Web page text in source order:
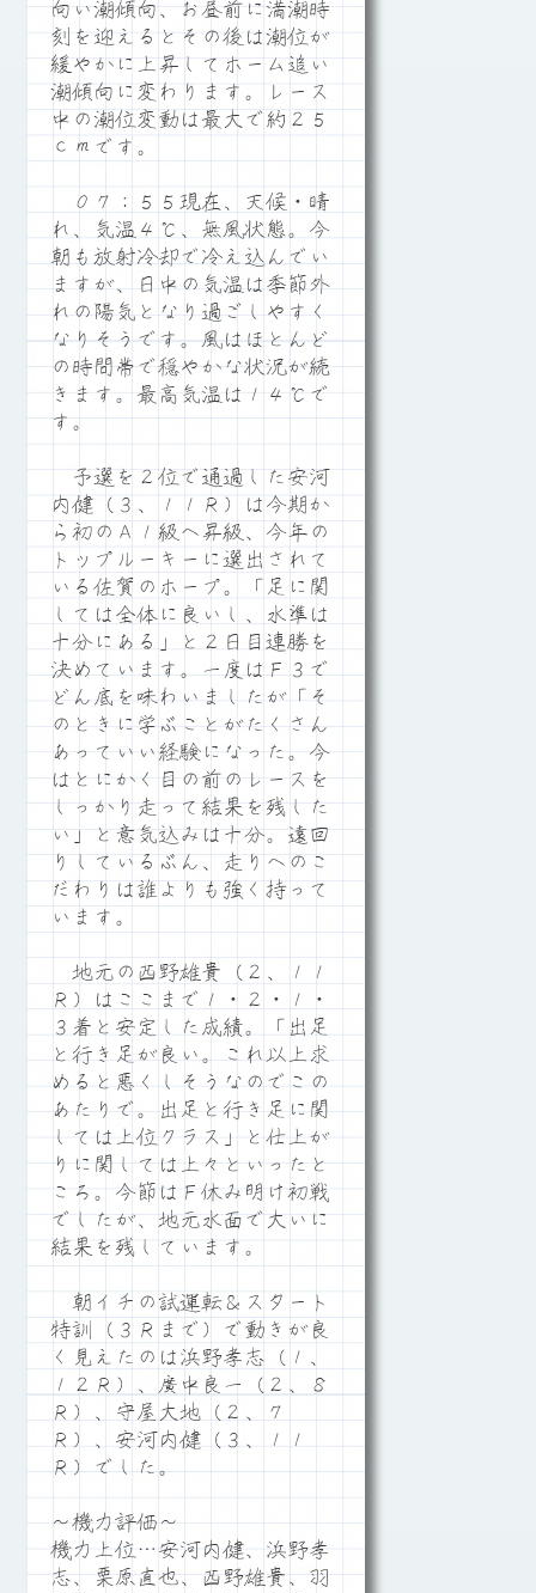
向い潮傾向、お昼前に満潮時
刻を迎えるとその後は潮位が
緩やかに上昇してホーム追い
潮傾向に変わります。レース
中の潮位変動は最大で約２５
ｃｍです。
０７：５５現在、天候・晴
れ、気温４℃、無風状態。今
朝も放射冷却で冷え込んでい
ますが、日中の気温は季節外
れの陽気となり過ごしやすく
なりそうです。風はほとんど
の時間帯で穏やかな状況が続
きます。最高気温は１４℃で
す。
予選を２位で通過した安河
内健（３、１１Ｒ）は今期か
ら初のＡ１級へ昇級、今年の
トップルーキーに選出されて
いる佐賀のホープ。「足に関
しては全体に良いし、水準は
十分にある」と２日目連勝を
決めています。一度はＦ３で
どん底を味わいましたが「そ
のときに学ぶことがたくさん
あっていい経験になった。今
はとにかく目の前のレースを
しっかり走って結果を残した
い」と意気込みは十分。遠回
りしているぶん、走りへのこ
だわりは誰よりも強く持って
います。
地元の西野雄貴（２、１１
Ｒ）はここまで１・２・１・
３着と安定した成績。「出足
と行き足が良い。これ以上求
めると悪くしそうなのでこの
あたりで。出足と行き足に関
しては上位クラス」と仕上が
りに関しては上々といったと
ころ。今節はＦ休み明け初戦
でしたが、地元水面で大いに
結果を残しています。
朝イチの試運転＆スタート
特訓（３Ｒまで）で動きが良
く見えたのは浜野孝志（１、
１２Ｒ）、廣中良一（２、８
Ｒ）、守屋大地（２、７
Ｒ）、安河内健（３、１１
Ｒ）でした。
～機力評価～
機力上位…安河内健、浜野孝
志、栗原直也、西野雄貴、羽